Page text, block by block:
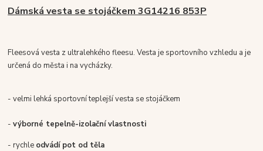
Dámská vesta se stojáčkem 3G14216 853P
Fleesová vesta z ultralehkého fleesu. Vesta je sportovního vzhledu a je
určená do města i na vycházky.
- velmi lehká sportovní teplejší vesta se stojáčkem
-výborné tepelně-izolační vlastnosti
- rychle odvádí pot od těla